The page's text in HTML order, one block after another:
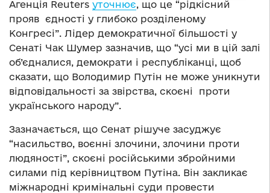
Агенція Reuters уточнює, що це “рідкісний
прояв єдності у глибоко розділеному
Конгресі”. Лідер демократичної більшості у
Сенаті Чак Шумер зазначив, що “усі ми в цій залі
об’єдналися, демократи і республіканці, щоб
сказати, що Володимир Путін не може уникнути
відповідальності за звірства, скоєні проти
українського народу”.
Зазначається, що Сенат рішуче засуджує
“насильство, воєнні злочини, злочини проти
людяності”, скоєні російськими збройними
силами під керівництвом Путіна. Він закликає
міжнародні кримінальні суди провести